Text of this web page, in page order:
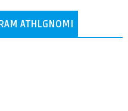
ATHLGNOMI